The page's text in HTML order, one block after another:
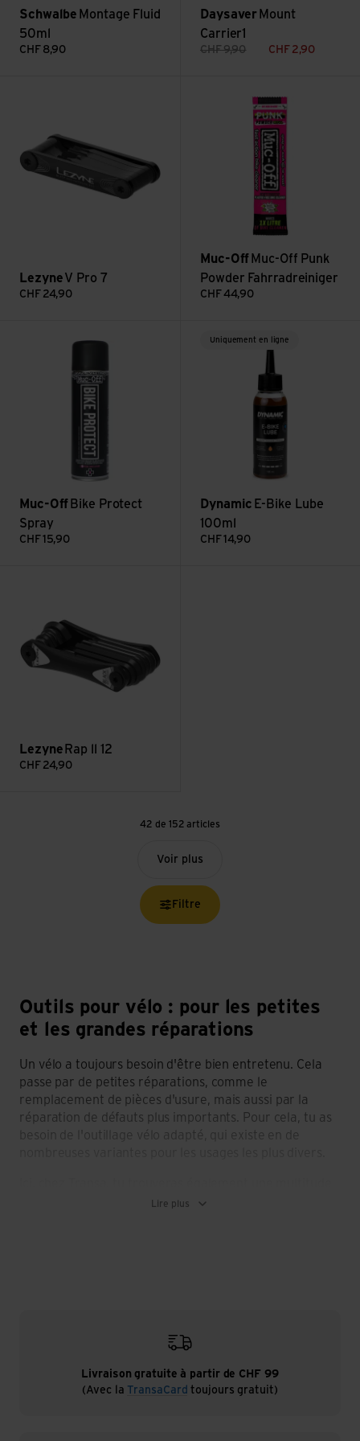
Schwalbe Montage Fluid
50ml
CHF 8,90
Daysaver Mount
Carrier1
CHF9,90 CHF 2,90
LezyneV Pro 7
CHF 24,90
Muc-Off Muc-Off Punk
Powder Fahrradreiniger
CHF44,90
Muc-Off Bike Protect
Spray
CHF15,90
Uniquement en ligne
Dynamic E-Bike Lube
100ml
CHF14,90
Lezyne Rap ll 12
CHF 24,90
42 de 152 articles
Voir plus
Filtre
Outils pour vélo : pour les petites
et les grandes réparations
Un vélo a toujours besoin d'être bien entretenu. Cela
passe par de petites réparations, comme le
remplacement de pièces d'usure, mais aussi par la
réparation de défauts plus importants. Pour cela, tu as
besoin de l'outillage vélo adapté, qui existe en de
d'outils vélo adaptés, qui complètent judicieusement
Outils pour vélo : robustes, pratiques et
Lire plus
Livraison gratuite à partir de CHF 99
(Avec la TransaCard toujours gratuit)